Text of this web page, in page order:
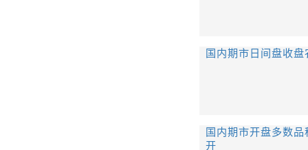
国内期市日间盘收
国内期市开盘多数
开